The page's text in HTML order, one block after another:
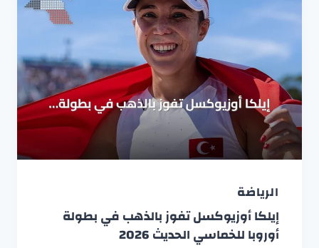
الرياضة
إيلكا أوزيوكسل تفوز بالذهب في بطولة
أوروبا للخماسي الحديث 2026